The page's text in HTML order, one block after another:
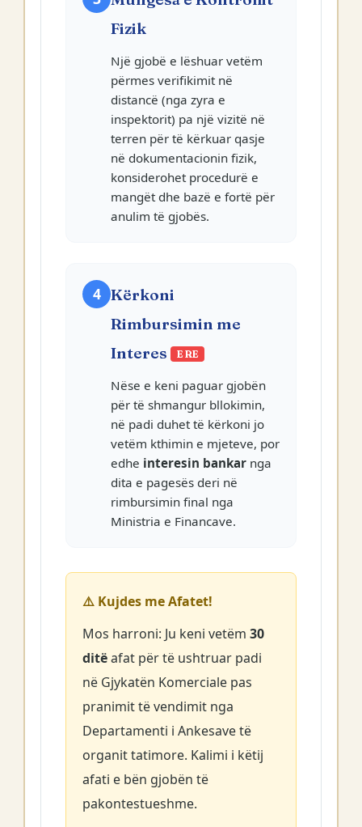
Fizik
Një gjobë e lëshuar vetëm
përmes verifikimit në
distancë (nga zyra e
inspektorit) pa një vizitë në
terren për të kërkuar qasje
në dokumentacionin fizik,
konsiderohet procedurë e
mangët dhe bazë e fortë për
anulim të gjobës.
4 Kërkoni
Rimbursimin me
Interes
E RE
Nëse e keni paguar gjobën
për të shmangur bllokimin,
në padi duhet të kërkoni jo
vetëm kthimin e mjeteve, por
edhe interesin bankar nga
dita e pagesës deri në
rimbursimin final nga
Ministria e Financave.
⚠️ Kujdes me Afatet!
Mos harroni: Ju keni vetëm 30
ditëafat për të ushtruar padi
në Gjykatën Komerciale pas
pranimit të vendimit nga
Departamenti i Ankesave të
organit tatimore. Kalimi i këtij
afati e bën gjobën të
pakontestueshme.